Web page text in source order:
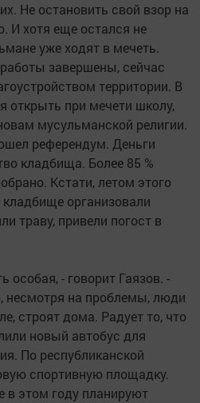
Не остановить свой взор на
И хотя еще остался не
уже ходят в мечеть.
завершены, сейчас
территории. В
открыть при мечети школу,
мусульманской религии.
референдум. Деньги
кладбища. Более 85 %
Кстати, летом этого
организовали
траву, привели погост в
особая, - говорит Гаязов. -
несмотря на проблемы, люди
строят дома. Радует то, что
новый автобус для
По республиканской
спортивную площадку.
в этом году планируют